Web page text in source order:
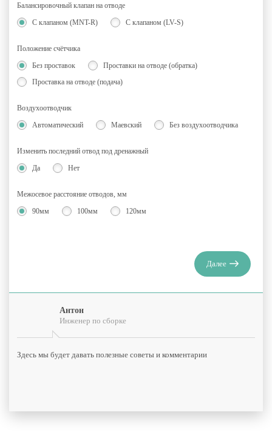
Балансировочный клапан на отводе
С клапаном (MNT-R)
C клапаном (LV-S)
Положение счётчика
Без проставок
Проставки на отводе (обратка)
Проставка на отводе (подача)
Воздухоотводчик
Автоматический
Маевский Без воздухоотводчика
Изменить последний отвод под дренажный
Да
Нет
Межосевое расстояние отводов, мм
90мм
100мм 120мм
Далее
Антон
Инженер по сборке
Здесь мы будет давать полезные советы и комментарии